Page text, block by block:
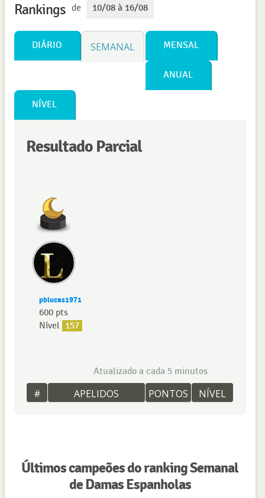
Rankings de 10/08 à 16/08
DIÁRIO SEMANAL MENSAL
ANUAL
NÍVEL
Resultado Parcial
pblucas1971
600 pts
Nível 157
Atualizado a cada 5 minutos
# APELIDOS PONTOS NÍVEL
Últimos campeões do ranking Semanal
de Damas Espanholas